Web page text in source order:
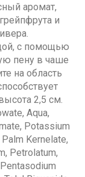
аромат,
и
с помощью
пену в чаше
на область
2,5 см.
Aqua,
Potassium
Kernelate,
Petrolatum,